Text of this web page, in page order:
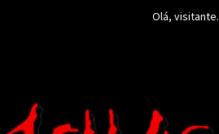
Olá, visitante.